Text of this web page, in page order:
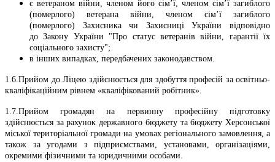
є ветераном війни, членом його сім’ї, членом сім’ї загиблого
(померлого) ветерана війни, членом сім’ї загиблого
(померлого) Захисника чи Захисниці України відповідно
до Закону України "Про статус ветеранів війни, гарантії їх
соціального захисту";
в інших випадках, передбачених законодавством.
1.6.Прийом до Ліцею здійснюється для здобуття професій за освітньо-
кваліфікаційним рівнем «кваліфікований робітник».
1.7.Прийом громадян на первинну професійну підготовку
здійснюється за рахунок державного бюджету та бюджету Херсонської
міської територіальної громади на умовах регіонального замовлення, а
також за угодами з підприємствами, установами, організаціями,
окремими фізичними та юридичними особами.